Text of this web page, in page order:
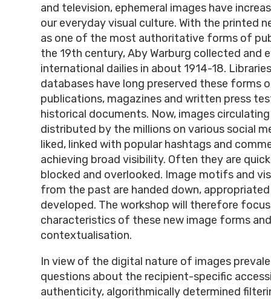
and television, ephemeral images have
our everyday visual culture. With the printed
as one of the most authoritative forms of
the 19th century, Aby Warburg collected and
international dailies in about 1914-18.
databases have long preserved these forms
publications, magazines and written press
historical documents. Now, images circulating
distributed by the millions on various social
liked, linked with popular hashtags and
achieving broad visibility. Often they are
blocked and overlooked. Image motifs and
from the past are handed down,
developed. The workshop will therefore
characteristics of these new image forms
contextualisation.
In view of the digital nature of images
questions about the recipient-specific
authenticity, algorithmically determined